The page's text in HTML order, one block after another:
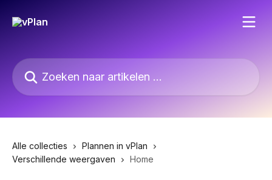
Zoeken naar artikelen ...
Alle collecties
Plannen in vPlan
Verschillende weergaven
Home